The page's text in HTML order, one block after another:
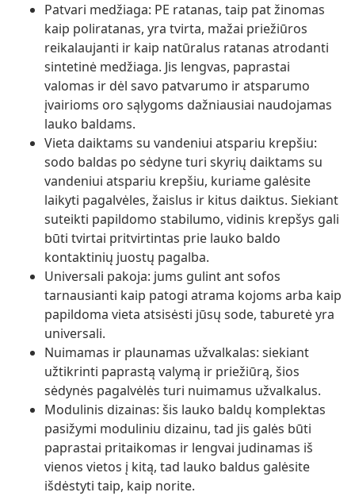
Patvari medžiaga: PE ratanas, taip pat žinomas
kaip poliratanas, yra tvirta, mažai priežiūros
reikalaujanti ir kaip natūralus ratanas atrodanti
sintetinė medžiaga. Jis lengvas, paprastai
valomas ir dėl savo patvarumo ir atsparumo
įvairioms oro sąlygoms dažniausiai naudojamas
lauko baldams.
Vieta daiktams su vandeniui atspariu krepšiu:
sodo baldas po sėdyne turi skyrių daiktams su
vandeniui atspariu krepšiu, kuriame galėsite
laikyti pagalvėles, žaislus ir kitus daiktus. Siekiant
suteikti papildomo stabilumo, vidinis krepšys gali
būti tvirtai pritvirtintas prie lauko baldo
kontaktinių juostų pagalba.
Universali pakoja: jums gulint ant sofos
tarnausianti kaip patogi atrama kojoms arba kaip
papildoma vieta atsisėsti jūsų sode, taburetė yra
universali.
Nuimamas ir plaunamas užvalkalas: siekiant
užtikrinti paprastą valymą ir priežiūrą, šios
sėdynės pagalvėlės turi nuimamus užvalkalus.
Modulinis dizainas: šis lauko baldų komplektas
pasižymi moduliniu dizainu, tad jis galės būti
paprastai pritaikomas ir lengvai judinamas iš
vienos vietos į kitą, tad lauko baldus galėsite
išdėstyti taip, kaip norite.